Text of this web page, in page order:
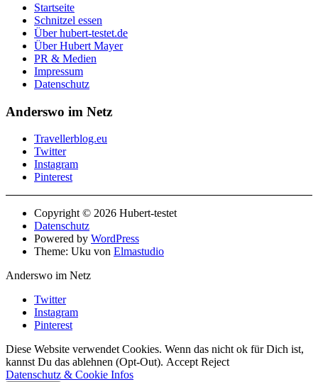
Startseite
Schnitzel essen
Über hubert-testet.de
Über Hubert Mayer
PR & Medien
Impressum
Datenschutz
Anderswo im Netz
Travellerblog.eu
Twitter
Instagram
Pinterest
Copyright © 2026 Hubert-testet
Datenschutz
Powered by WordPress
Theme: Uku von Elmastudio
Anderswo im Netz
Twitter
Instagram
Pinterest
Diese Website verwendet Cookies. Wenn das nicht ok für Dich ist,
kannst Du das ablehnen (Opt-Out). Accept Reject
Datenschutz & Cookie Infos